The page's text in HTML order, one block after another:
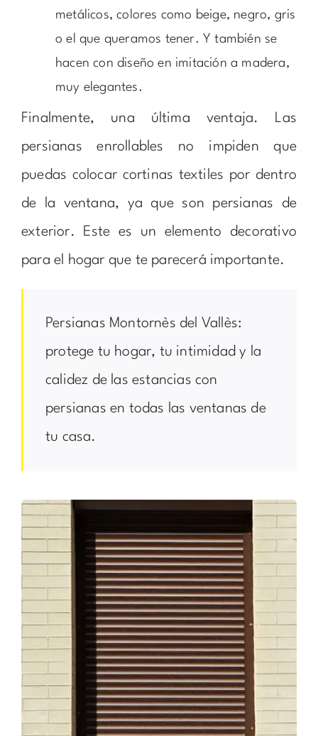
metálicos, colores como beige, negro, gris
o el que queramos tener. Y también se
hacen con diseño en imitación a madera,
muy elegantes.
Finalmente, una última ventaja. Las
persianas enrollables no impiden que
puedas colocar cortinas textiles por dentro
de la ventana, ya que son persianas de
exterior. Este es un elemento decorativo
para el hogar que te parecerá importante.
Persianas Montornès del Vallès:
protege tu hogar, tu intimidad y la
calidez de las estancias con
persianas en todas las ventanas de
tu casa.